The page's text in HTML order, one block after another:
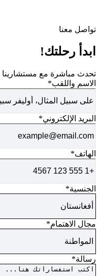
تواصل معنا
ابدأ رحلتك!
تحدث مباشرة مع مستشارينا
الاسم واللقب*
البريد الإلكتروني*
الهاتف*
الجنسية*
مجال الاهتمام*
رسالة*